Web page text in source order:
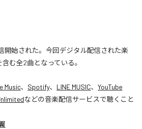
開始された。今回デジタル配信された楽
含む全2曲となっている。
Music、 Spotify、 LINE MUSIC、 YouTube
などの音楽配信サービスで聴くこと